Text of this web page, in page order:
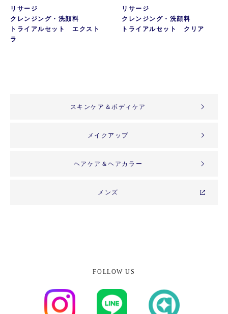
リサージ
クレンジング・洗顔料
トライアルセット エクスト
ラ
リサージ
クレンジング・洗顔料
トライアルセット クリア
スキンケア＆ボディケア
メイクアップ
ヘアケア＆ヘアカラー
メンズ
FOLLOW US